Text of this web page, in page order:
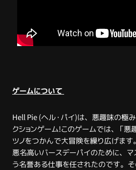
ゲームについて
Hell Pie (ヘル・パイ)は、悪趣味の極
クションゲーム!このゲームでは、「悪
ツノをつかんで大冒険を繰り広げま
悪名高いバースデーパイのために、
う名誉ある仕事を任されたのです。